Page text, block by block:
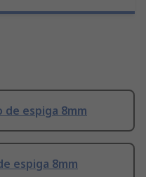
de espiga 8mm
espiga 8mm